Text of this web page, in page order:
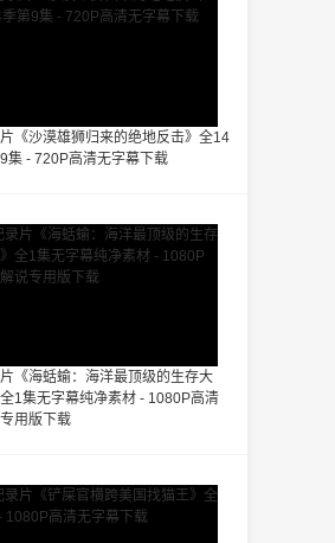
《沙漠雄狮归来的绝地反击》全14
集 - 720P高清无字幕下载
《海蛞蝓：海洋最顶级的生存大
1集无字幕纯净素材 - 1080P高清
用版下载